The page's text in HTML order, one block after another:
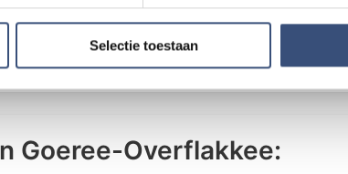
we informatie over uw gebruik van onze site met
kunnen deze gegevens combineren met
basis van uw gebruik van hun services.
Selectie toestaan
Belangstellenden kunnen tussen 19.30 en
Goeree-Overflakkee: